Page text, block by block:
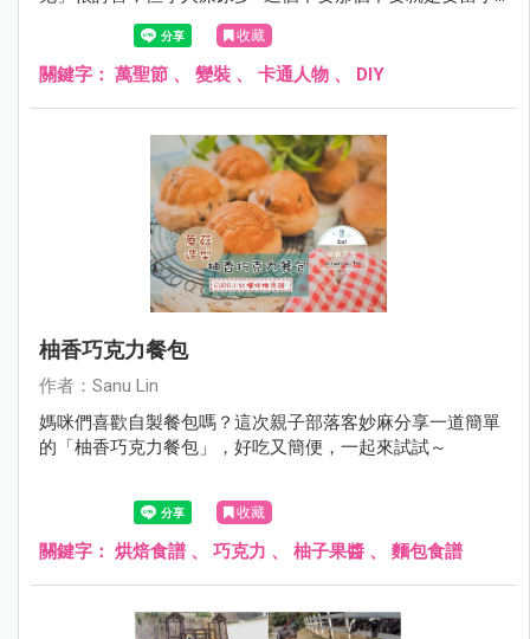
公主，搞到最後大家都撞衣、因為各個都成了 Let it go~
收藏
關鍵字： 萬聖節 、 變裝 、 卡通人物 、 DIY
柚香巧克力餐包
作者：Sanu Lin
媽咪們喜歡自製餐包嗎？這次親子部落客妙麻分享一道簡單
的「柚香巧克力餐包」，好吃又簡便，一起來試試～
收藏
關鍵字： 烘焙食譜 、 巧克力 、 柚子果醬 、 麵包食譜